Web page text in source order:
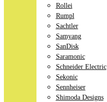
Rollei
Rumpl
Sachtler
Samyang
SanDisk
Saramonic
Schneider Electric
Sekonic
Sennheiser
Shimoda Designs